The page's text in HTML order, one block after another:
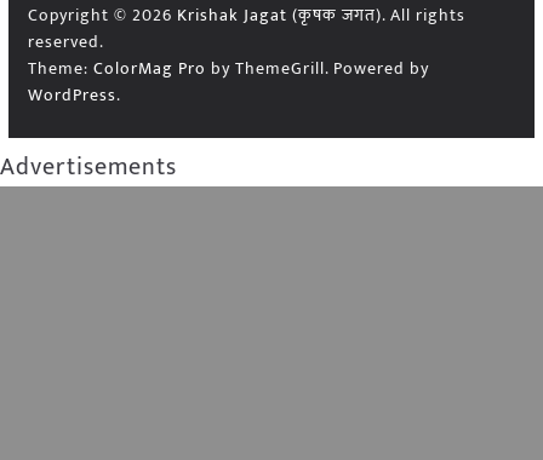
Copyright © 2026 Krishak Jagat (कृषक जगत). All rights
reserved.
Theme: ColorMag Pro by ThemeGrill. Powered by
WordPress.
Advertisements